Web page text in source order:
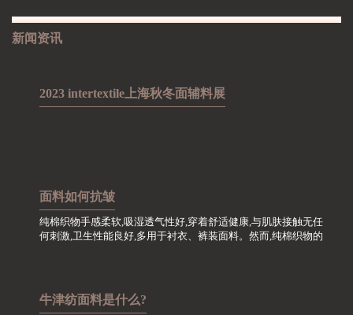
新闻资讯
2023 intertextile上海秋冬面辅料展
面料如何抗皱
纯棉织物手感柔软,吸湿透气性好,穿着舒适健康,与肌肤接触无任
何刺激,卫生性能良好,多用于衬衣、裤装面料。然而,纯棉织物的
牛津纺面料是什么?